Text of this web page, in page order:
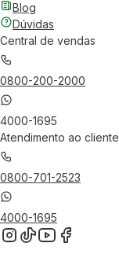
Blog
Dúvidas
Central de vendas
0800-200-2000
4000-1695
Atendimento ao cliente
0800-701-2523
4000-1695